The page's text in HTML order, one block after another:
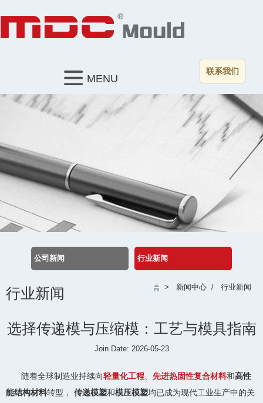
联系我们
MENU
公司新闻 行业新闻
行业新闻 > 新闻中心 / 行业新闻
选择传递模与压缩模：工艺与模具指南
Join Date: 2026-05-23
随着全球制造业持续向轻量化工程 先进热固性复合材料和高性
能结构材料转型， 传递模塑和模压模塑均已成为现代工业生产中的关